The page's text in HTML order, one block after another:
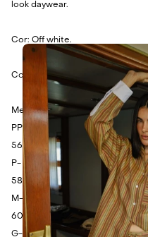
look daywear.
Cor: Off white.
Composição: 100% Algodão.
Medidas:
PP- Ombro: 38cm - Busto:
56cm.
P- Ombro: 40cm - Busto: 90cm
58cm.
M- Ombro: 42cm - Busto: 94cm
60cm.
G- Ombro: 44cm - Busto: 98cm